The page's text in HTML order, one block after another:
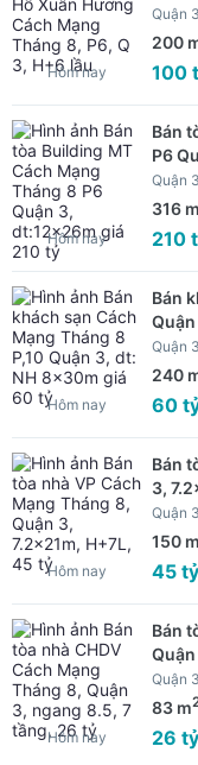
Quận
200
100
Hôm nay
Bán
P6
Quận
316 m
210
Hôm nay
Bán
Quận
240
60
Hôm nay
Bán
3,
Quận
150 m
45 tỷ
Hôm nay
Bán
Quận
83 m
26 tỷ
Hôm nay